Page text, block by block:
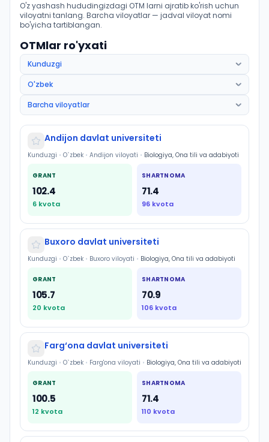
Ijtimoiy ish: OTM lar bo'yicha kirish ballari va kvotalar
O'z yashash hududingizdagi OTM larni ajratib ko'rish uchun
viloyatni tanlang. Barcha viloyatlar — jadval viloyat nomi
bo'yicha tartiblangan.
OTMlar ro'yxati
Andijon davlat universiteti
Kunduzgi • O`zbek • Andijon viloyati • Biologiya, Ona tili va adabiyoti
GRANT
102.4
6 kvota
SHARTNOMA
71.4
96 kvota
Buxoro davlat universiteti
Kunduzgi • O`zbek • Buxoro viloyati • Biologiya, Ona tili va adabiyoti
GRANT
105.7
20 kvota
SHARTNOMA
70.9
106 kvota
Farg‘ona davlat universiteti
Kunduzgi • O`zbek • Farg'ona viloyati • Biologiya, Ona tili va adabiyoti
GRANT
100.5
12 kvota
SHARTNOMA
71.4
110 kvota